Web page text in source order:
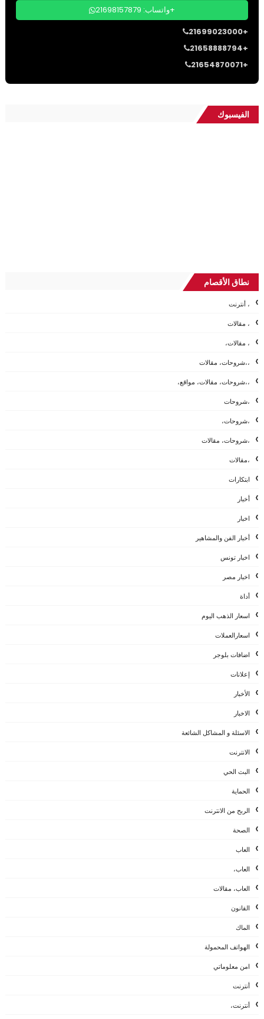
واتساب: 21698157879+
21699023000+
21658888794+
21654870071+
الفيسبوك
نطاق الأقصام
، أنترنت
، مقالات
، مقالات،
،،شروحات، مقالات
،،شروحات، مقالات، مواقع،
،شروحات
،شروحات،
،شروحات، مقالات
،مقالات
ابتكارات
أخبار
اخبار
أخبار الفن والمشاهير
اخبار تونس
اخبار مصر
أداة
اسعار الذهب اليوم
اسعارالعملات
اضافات بلوجر
إعلانات
الأخبار
الاخبار
الاسئلة و المشاكل الشائعة
الانترنت
البث الحي
الحماية
الربح من الانترنت
الصحة
العاب
العاب،
العاب، مقالات
القانون
الماك
الهواتف المحمولة
امن معلوماتي
أنترنت
أنترنت،